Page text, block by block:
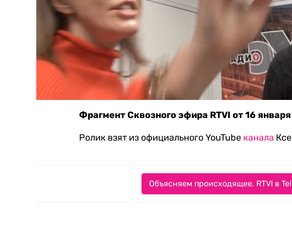
Фрагмент Сквозного эфира RTVI от 16
Ролик взят из официального YouTube канала
Объясняем происходящее. RTVI в